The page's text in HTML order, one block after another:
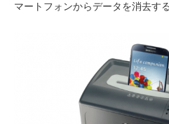
マートフォンからデータを消去す